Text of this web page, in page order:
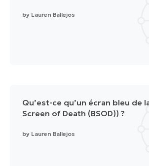
by Lauren Ballejos
Qu’est-ce qu’un écran bleu de
Screen of Death (BSOD)) ?
by Lauren Ballejos